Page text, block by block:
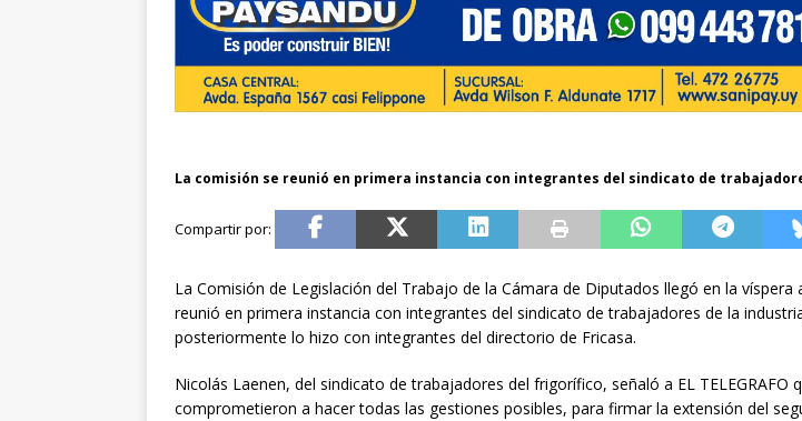
La comisión se reunió en primera instancia con integrantes del sindicato de
La Comisión de Legislación del Trabajo de la Cámara de Diputados llegó en la víspera
reunió en primera instancia con integrantes del sindicato de trabajadores de la
posteriormente lo hizo con integrantes del directorio de Fricasa.
Nicolás Laenen, del sindicato de trabajadores del frigorífico, señaló a EL TELEGRAFO
comprometieron a hacer todas las gestiones posibles, para firmar la extensión del